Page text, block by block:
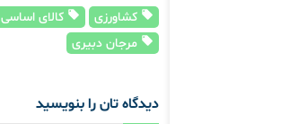
کشاورزی کالای اساسی
مرجان دبیری
دیدگاه تان را بنویسید